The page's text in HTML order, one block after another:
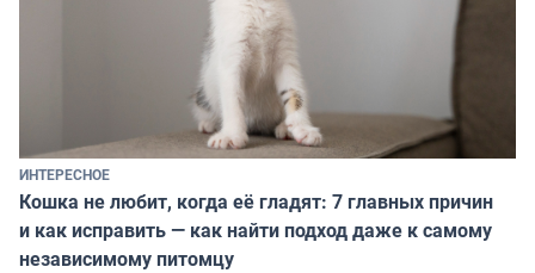
ИНТЕРЕСНОЕ
Кошка не любит, когда её гладят: 7 главных причин
и как исправить — как найти подход даже к самому
независимому питомцу